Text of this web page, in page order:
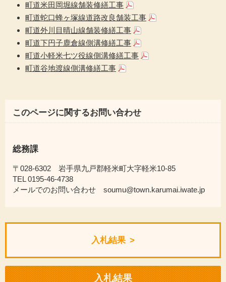
町道米田岡堀線舗装修繕工事
町道蛇口蜂ヶ塚線道路改良舗装工事
町道外川目晴山線舗装修繕工事
町道下円子鹿倉線側溝修繕工事
町道小軽米七ツ役線側溝修繕工事
町道谷地渡線側溝修繕工事
このページに関するお問い合わせ
総務課
〒028-6302 岩手県九戸郡軽米町大字軽米10-85
TEL 0195-46-4738
メールでのお問い合わせ soumu@town.karumai.iwate.jp
入札結果
入札結果